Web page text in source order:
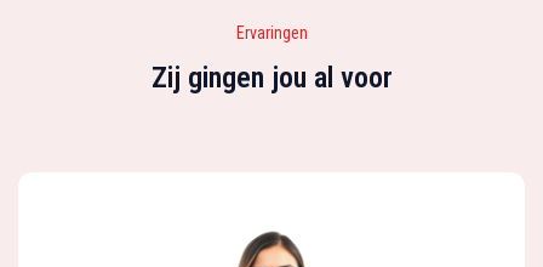
Ervaringen
Zij gingen jou al voor